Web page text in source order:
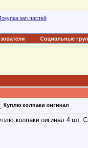
зап.частей
Социальные
Куплю колпаки оигинал
колпаки оигинал 4 шт.